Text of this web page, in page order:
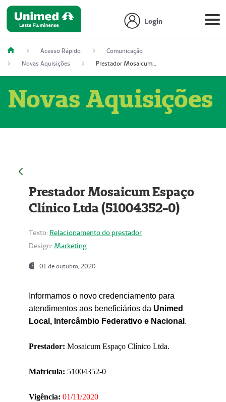
Login
Acesso Rápido
Comunicação
Novas Aquisições
Prestador Mosaicum Espaço Clínico Ltda (51004352-0)
Novas Aquisições
Prestador Mosaicum Espaço
Clínico Ltda (51004352-0)
Texto: Relacionamento do prestador
Design: Marketing
01 de outubro, 2020
Informamos o novo credenciamento para
atendimentos aos beneficiários da Unimed
Local, Intercâmbio Federativo e Nacional .
Prestador: Mosaicum Espaço Clínico Ltda.
Matrícula: 51004352-0
Vigência: 01/11/2020